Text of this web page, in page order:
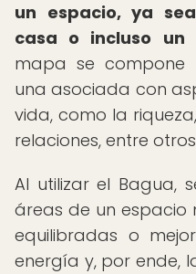
un espacio, ya
casa o incluso un
mapa se compone
una asociada con
vida, como la
relaciones, entre
Al utilizar el Bagua,
áreas de un espacio
equilibradas o
energía y, por ende,